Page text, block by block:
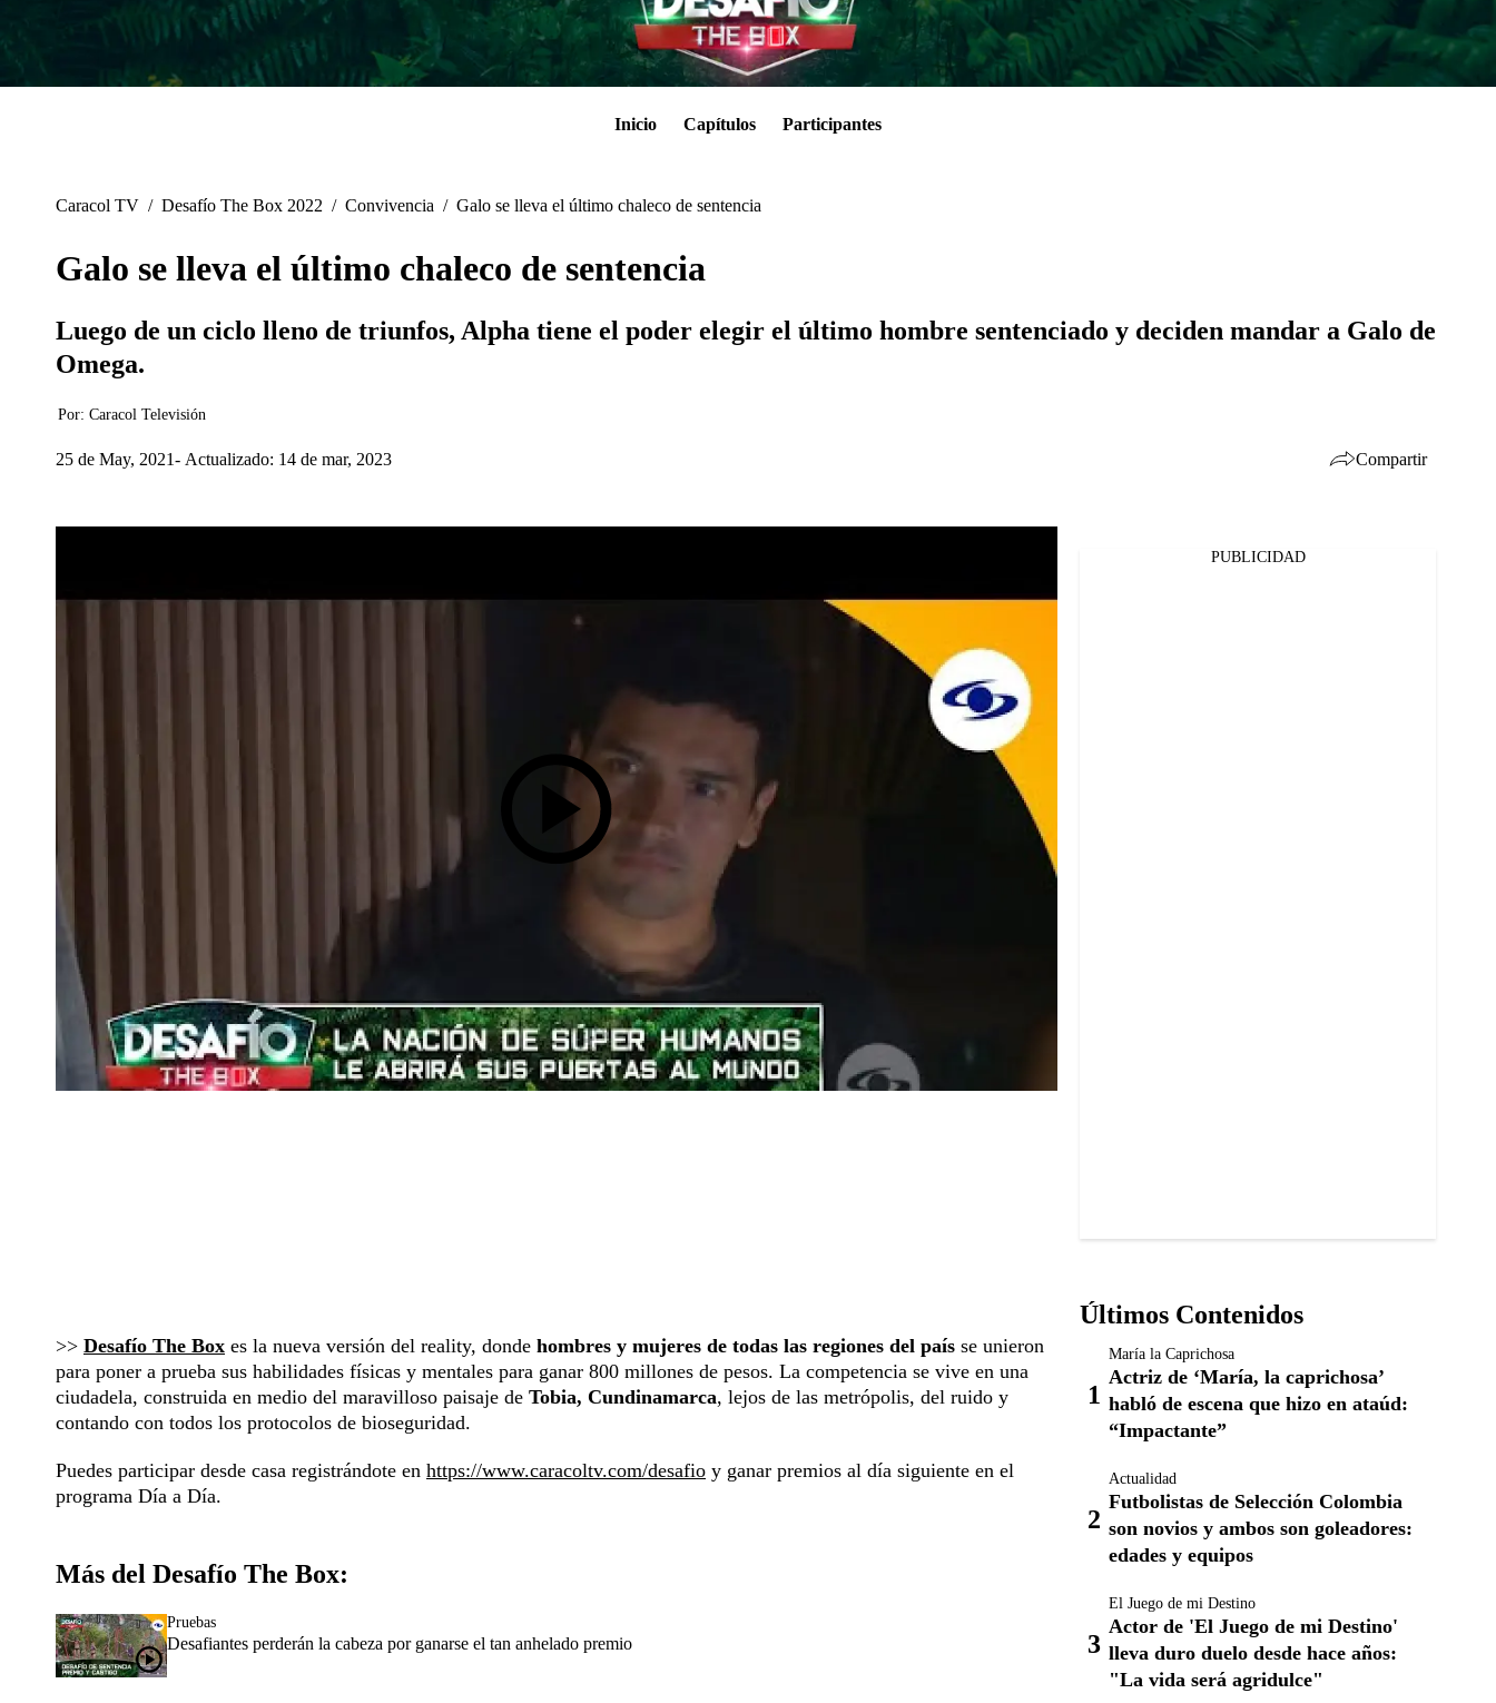
Inicio Capítulos Participantes
Caracol TV / Desafío The Box 2022 / Convivencia / Galo se lleva el último chaleco de sentencia
Galo se lleva el último chaleco de sentencia
Luego de un ciclo lleno de triunfos, Alpha tiene el poder elegir el último hombre sentenciado y deciden mandar a Galo de
Omega.
Por: Caracol Televisión
25 de May, 2021 Actualizado: 14 de mar, 2023 Compartir
Twitter
>> Desafío The Box es la nueva versión del reality, donde hombres y mujeres de todas las regiones del país se unieron
para poner a prueba sus habilidades físicas y mentales para ganar 800 millones de pesos. La competencia se vive en una
ciudadela, construida en medio del maravilloso paisaje de Tobia, Cundinamarca, lejos de las metrópolis, del ruido y
contando con todos los protocolos de bioseguridad.
Puedes participar desde casa registrándote en https://www.caracoltv.com/desafio y ganar premios al día siguiente en el
programa Día a Día.
Más del Desafío The Box:
Pruebas
Desafiantes perderán la cabeza por ganarse el tan anhelado premio
PUBLICIDAD
Últimos Contenidos
María la Caprichosa
Actriz de ‘María, la caprichosa’
habló de escena que hizo en ataúd:
“Impactante”
Actualidad
Futbolistas de Selección Colombia
son novios y ambos son goleadores:
edades y equipos
El Juego de mi Destino
Actor de 'El Juego de mi Destino'
lleva duro duelo desde hace años:
"La vida será agridulce"